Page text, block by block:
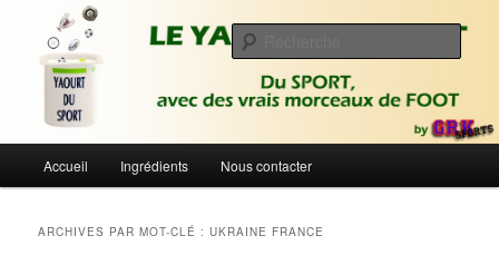
contenu
contenu
secondaireLe Yaourt du Sport
Du sport avec des vrais morceaux de foot | Gronique's Sports Blog
principal
Accueil Ingrédients Nous contacter
ARCHIVES PAR MOT-CLÉ :UKRAINE FRANCE